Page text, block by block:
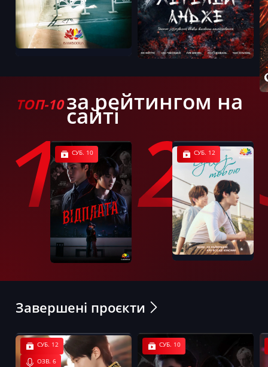
ТОП-10 за рейтингом на
сайті
СУБ. 10 СУБ. 12
Завершені проєкти
СУБ. 12
ОЗВ. 6
СУБ. 10